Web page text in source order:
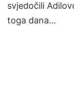
svjedočili
toga dana…